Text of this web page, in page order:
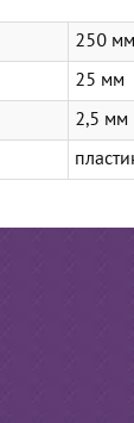
250 мм
25 мм
2,5 мм